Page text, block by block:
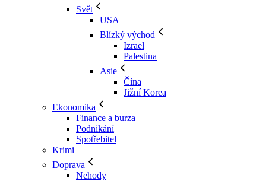
Svět
USA
Blízký východ
Izrael
Palestina
Asie
Čína
Jižní Korea
Ekonomika
Finance a burza
Podnikání
Spotřebitel
Krimi
Doprava
Nehody